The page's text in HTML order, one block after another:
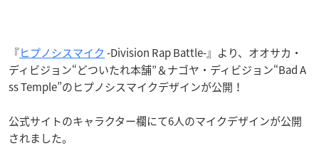
『ヒプノシスマイク -Division Rap Battle-』より、オオサカ・
ディビジョン“どついたれ本舗”＆ナゴヤ・ディビジョン“Bad A
ss Temple”のヒプノシスマイクデザインが公開！
公式サイトのキャラクター欄にて6人のマイクデザインが公開
されました。